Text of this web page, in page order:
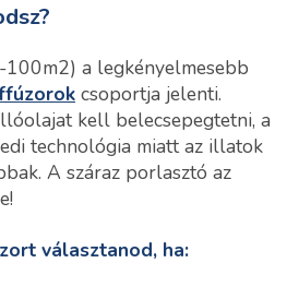
a legkényelmesebb
csoportja jelenti.
kell belecsepegtetni, a
technológia miatt az illatok
A száraz porlasztó az
választanod, ha: